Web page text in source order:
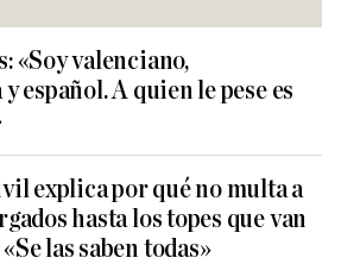
«Soy valenciano,
español. A quien le pese es
explica por qué no multa a
hasta los topes que van
las saben todas»